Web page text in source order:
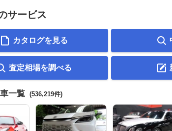
サービス
カタログを見る
査定相場を調べる
一覧 (536,219件)